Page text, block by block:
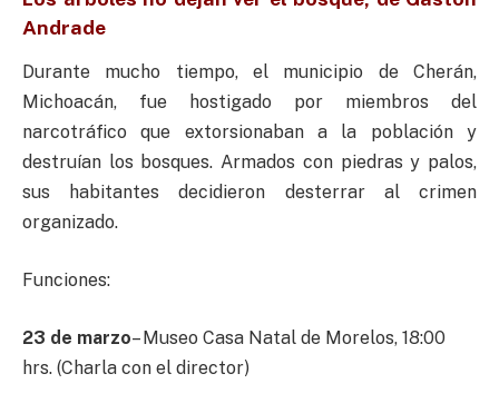
Andrade
Durante mucho tiempo, el municipio de Cherán,
Michoacán, fue hostigado por miembros del
narcotráfico que extorsionaban a la población y
destruían los bosques. Armados con piedras y palos,
sus habitantes decidieron desterrar al crimen
organizado.
Funciones:
23 de marzo– Museo Casa Natal de Morelos, 18:00
hrs. (Charla con el director)